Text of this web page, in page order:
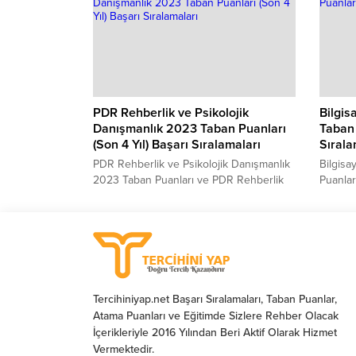
sıralaması. 2024 yılında sınava girecek
PDR Rehberlik ve Psikolojik
Danışmanlık 2023 Taban Puanları
(Son 4 Yıl) Başarı Sıralamaları
PDR Rehberlik ve Psikolojik Danışmanlık
2023 Taban Puanları ve PDR Rehberlik
PDR Rehberlik ve Psikolojik Danışmanlık
sıralaması. 2023 yılında sınava girecek
adayların en çok merak ettiği konuların
Psikolojik Danışmanlık Taban Puanları...
Taban
kaç
ettiği
Sizler
Tercihiniyap.net Başarı Sıralamaları, Taban Puanlar,
Atama Puanları ve Eğitimde Sizlere Rehber Olacak
İçerikleriyle 2016 Yılından Beri Aktif Olarak Hizmet
Vermektedir.